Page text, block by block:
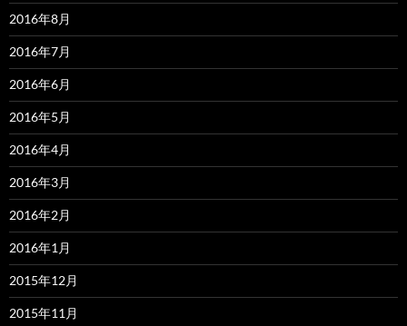
2016年8月
2016年7月
2016年6月
2016年5月
2016年4月
2016年3月
2016年2月
2016年1月
2015年12月
2015年11月